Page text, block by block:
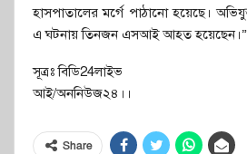
হাসপাতালের মর্গে পাঠানো হয়েছে।
এ ঘটনায় তিনজন এসআই আহত হয়েছেন।”
সূত্রঃ বিডি24লাইভ
আই/অননিউজ২৪।।
Share